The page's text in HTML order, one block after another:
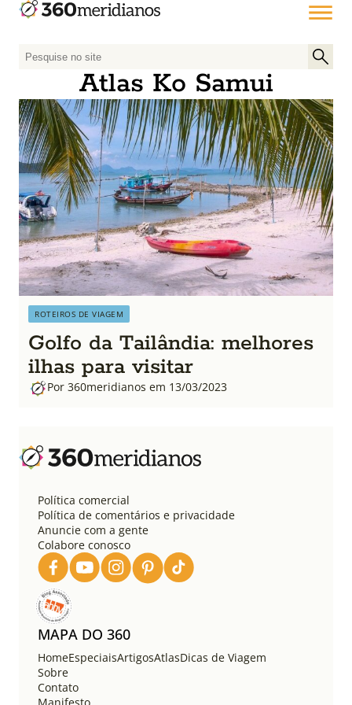
P
q
u
i
s
a
r
p
o
r
:
Atlas Ko Samui
ROTEIROS DE VIAGEM
Golfo da Tailândia: melhores
ilhas para visitar
Por 360meridianos em 13/03/2023
Política comercial
Política de comentários e privacidade
Anuncie com a gente
Colabore conosco
MAPA DO 360
HomeEspeciaisArtigosAtlasDicas de Viagem
Sobre
Contato